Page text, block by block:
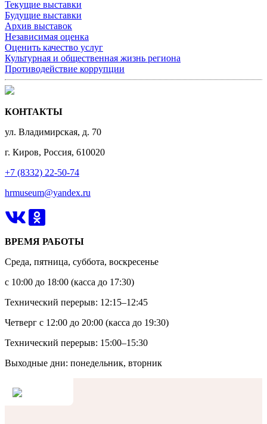
Текущие выставки
Будущие выставки
Архив выставок
Независимая оценка
Оценить качество услуг
Культурная и общественная жизнь региона
Противодействие коррупции
КОНТАКТЫ
ул. Владимирская, д. 70
г. Киров, Россия, 610020
+7 (8332) 22-50-74
hrmuseum@yandex.ru
ВРЕМЯ РАБОТЫ
Среда, пятница, суббота, воскресенье
с 10:00 до 18:00 (касса до 17:30)
Технический перерыв: 12:15–12:45
Четверг с 12:00 до 20:00 (касса до 19:30)
Технический перерыв: 15:00–15:30
Выходные дни: понедельник, вторник